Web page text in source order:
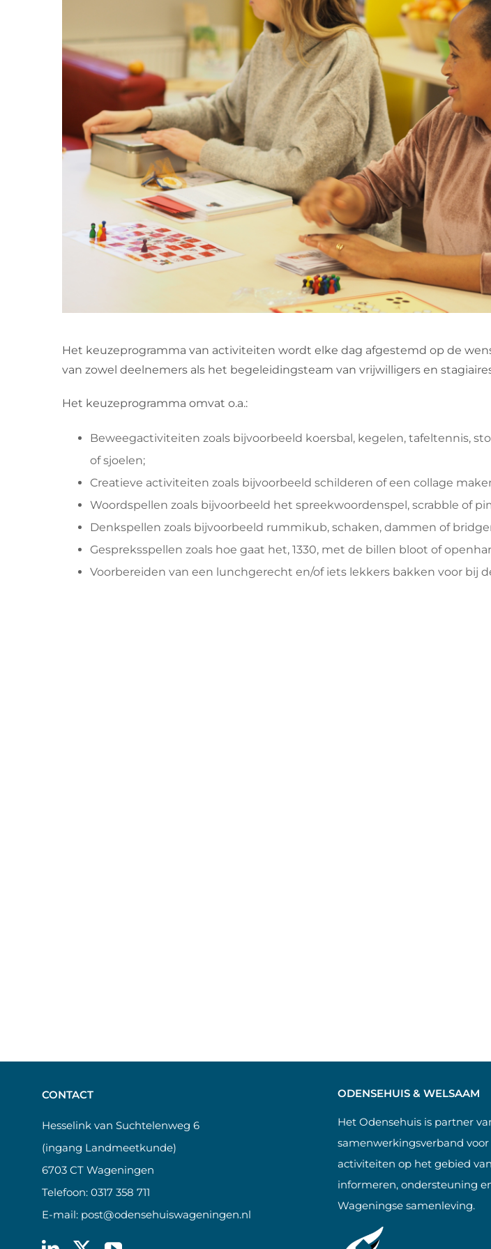
Het keuzeprogramma van activiteiten wordt elke dag afgestemd op de
van zowel deelnemers als het begeleidingsteam van vrijwilligers en
Het keuzeprogramma omvat o.a.:
Beweegactiviteiten zoals bijvoorbeeld koersbal, kegelen, tafeltennis,
of sjoelen;
Creatieve activiteiten zoals bijvoorbeeld schilderen of een collage
Woordspellen zoals bijvoorbeeld het spreekwoordenspel, scrabble of
Denkspellen zoals bijvoorbeeld rummikub, schaken, dammen of
Gespreksspellen zoals hoe gaat het, 1330, met de billen bloot of
Voorbereiden van een lunchgerecht en/of iets lekkers bakken voor bij
CONTACT
Hesselink van Suchtelenweg 6
(ingang Landmeetkunde)
6703 CT Wageningen
Telefoon: 0317 358 711
E-mail: post@odensehuiswageningen.nl
ODENSEHUIS & WELSAAM
Het Odensehuis is partner
samenwerkingsverband
activiteiten op het gebied
informeren, ondersteuning
Wageningse samenleving.